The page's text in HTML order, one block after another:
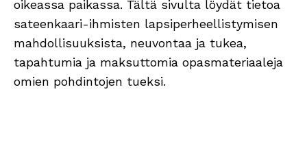
oikeassa paikassa. Tältä sivulta löydät tietoa
sateenkaari-ihmisten lapsiperheellistymisen
mahdollisuuksista, neuvontaa ja tukea,
tapahtumia ja maksuttomia opasmateriaaleja
omien pohdintojen tueksi.